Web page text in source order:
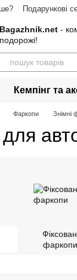
Подарункові
Bagazhnik.net -
подорожі!
Кемпінг та
Фаркопи Знімні
фаркопи